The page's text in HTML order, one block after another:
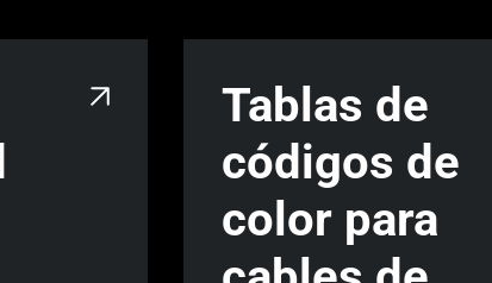
Tablas de
códigos de
color para